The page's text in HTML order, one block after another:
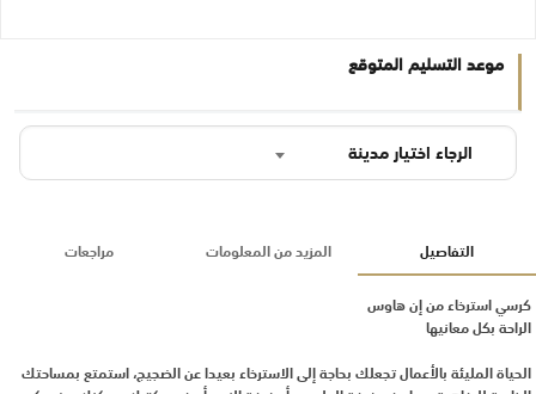
موعد التسليم المتوقع
الرجاء اختيار مدينة
التفاصيل
كرسي استرخاء من إن هاوس
الراحة بكل معانيها
الحياة المليئة بالأعمال تجعلك بحاجة إلى الاسترخاء بعيدا عن الضجيج، استمتع بمساحتك
المزيد من المعلومات مراجعات